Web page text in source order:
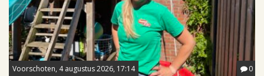
Voorschoten, 4 augustus 2026, 17:14 0